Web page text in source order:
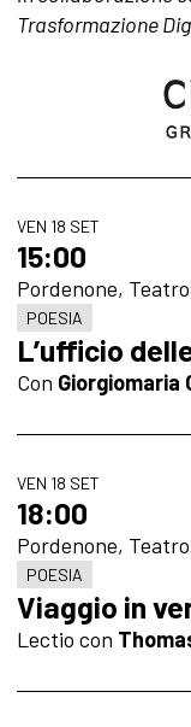
Trasformazione
VEN 18 SET
15:00
Pordenone,
POESIA
L’ufficio
Con Giorgiomaria
VEN 18 SET
18:00
Pordenone,
POESIA
Viaggio in
Lectio con